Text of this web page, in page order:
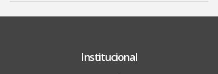
Institucional